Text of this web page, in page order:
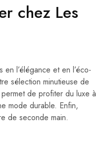
chez Les
l’élégance et en l’éco-
sélection minutieuse de
de profiter du luxe à
mode durable. Enfin,
de seconde main.